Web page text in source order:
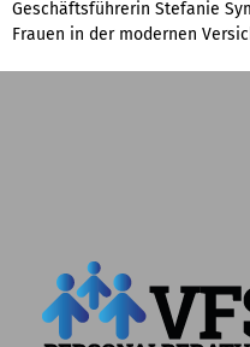
Geschäftsführerin Stefanie
Frauen in der modernen